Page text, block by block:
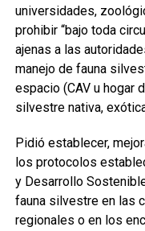
universidades,
prohibir “bajo toda
ajenas a las
manejo de fauna
espacio (CAV u hogar
silvestre nativa,
Pidió establecer,
los protocolos
y Desarrollo
fauna silvestre en las
regionales o en los